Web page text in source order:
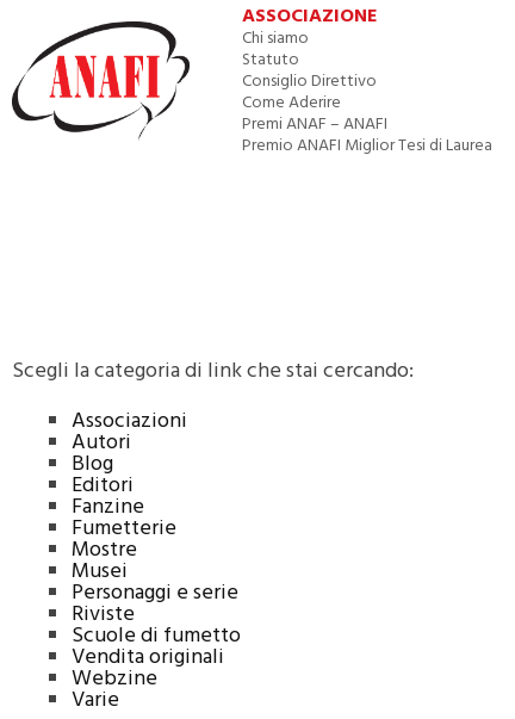
ASSOCIAZIONE
Chi siamo
Statuto
Consiglio Direttivo
Come Aderire
Premi ANAF – ANAFI
Premio ANAFI Miglior Tesi di Laurea
Scegli la categoria di link che stai cercando:
Associazioni
Autori
Blog
Editori
Fanzine
Fumetterie
Mostre
Musei
Personaggi e serie
Riviste
Scuole di fumetto
Vendita originali
Webzine
Varie